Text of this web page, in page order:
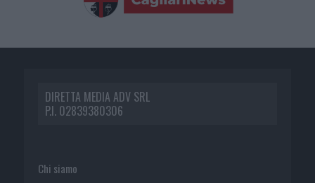
DIRETTA MEDIA ADV SRL
P.I. 02839380306
Chi siamo